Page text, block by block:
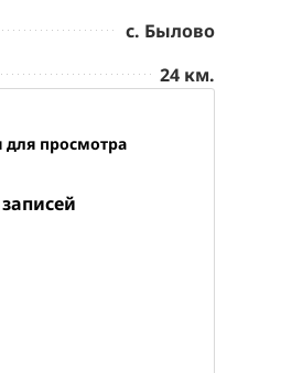
с. Былово
24 км.
для просмотра